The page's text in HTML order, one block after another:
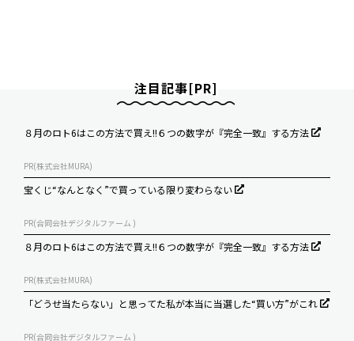
注目記事[PR]
８月のロト6はこの方法で買え!!６つの数字が『完全一致』する方法
PR(株式会社MURA)
宝くじ“なんとなく”で買っている限り変わらない
PR(合同会社デジタルファーム )
８月のロト6はこの方法で買え!!６つの数字が『完全一致』する方法
PR(株式会社MURA)
「どうせ当たらない」と思ってた私が本当に当選した“買い方”がこれ
PR(合同会社デジタルファーム )